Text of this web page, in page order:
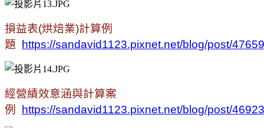
損益表(烘焙業)計算例
題
https://sandavid1123.pixnet.net/blog/post/
經營績效意涵與計算案
例
https://sandavid1123.pixnet.net/blog/post/